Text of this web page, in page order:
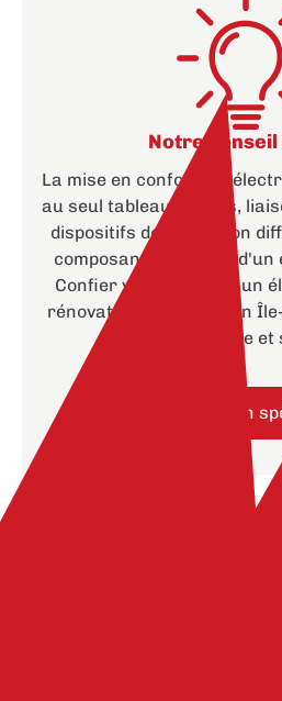
Notre conseil
La mise en conformité
au seul tableau : prises,
dispositifs de protection
composant fait l'objet d'un
Confier vos travaux à un
rénovation électrique en
un résultat fiable et
Contactez un